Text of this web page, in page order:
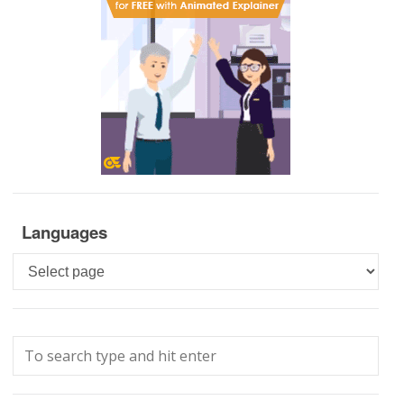
Languages
Languages